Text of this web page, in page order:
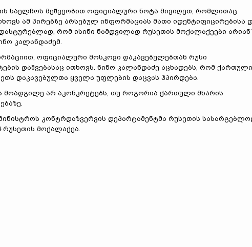
საელჩოს მეშვეობით ოფიციალური ნოტა მივიღეთ, რომლითაც
ამ პირებზე არსებულ ინფორმაციას მათი იდენტიფიცირებისა
რომ ისინი ნამდვილად რუსეთის მოქალაქეები
კალანდაძემ.
ოფიციალური მოსკოვი დაკავებულებთან რუსი
დაშვებასაც ითხოვს. ნინო კალანდაძე აცხადებს, რომ ქართული
დაკავებულთა ყველა უფლების დაცვას ჰპირდება.
მოადგილე არ აკონკრეტებს, თუ როგორია ქართული მხარის
კონტრდაზვერვის დეპარტამენტმა რუსეთის
რუსეთის მოქალაქეა.